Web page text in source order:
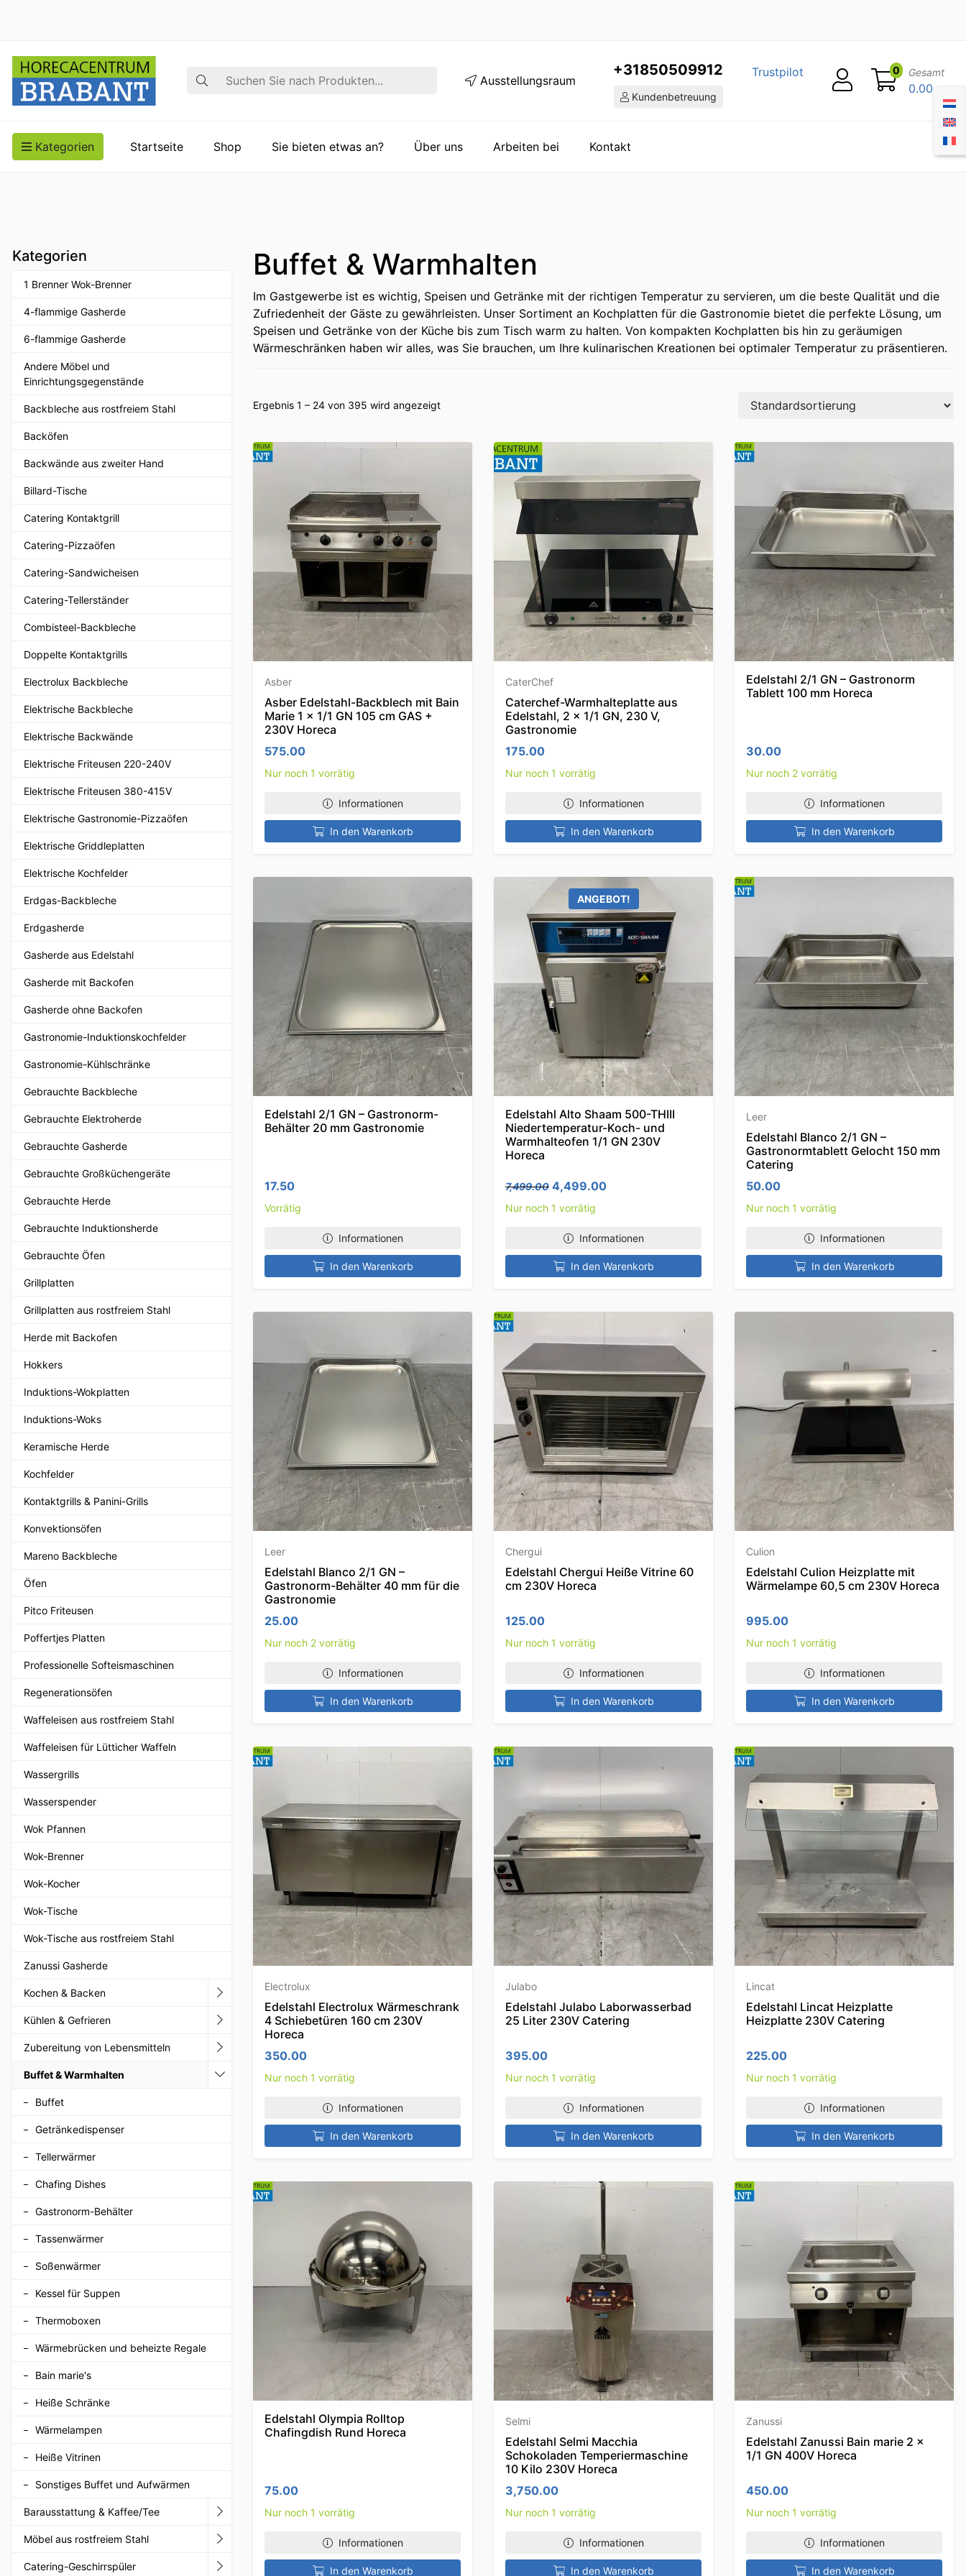
Suche Ausstellungsraum
+31850509912
Kundenbetreuung
Trustpilot 0 Gesamt
0.00
Kategorien Startseite Shop Sie bieten etwas an? Über uns Arbeiten bei Kontakt
Kategorien
1 Brenner Wok-Brenner
4-flammige Gasherde
6-flammige Gasherde
Andere Möbel und
Einrichtungsgegenstände
Backbleche aus rostfreiem Stahl
Backöfen
Backwände aus zweiter Hand
Billard-Tische
Catering Kontaktgrill
Catering-Pizzaöfen
Catering-Sandwicheisen
Catering-Tellerständer
Combisteel-Backbleche
Doppelte Kontaktgrills
Electrolux Backbleche
Elektrische Backbleche
Elektrische Backwände
Elektrische Friteusen 220-240V
Elektrische Friteusen 380-415V
Elektrische Gastronomie-Pizzaöfen
Elektrische Griddleplatten
Elektrische Kochfelder
Erdgas-Backbleche
Erdgasherde
Gasherde aus Edelstahl
Gasherde mit Backofen
Gasherde ohne Backofen
Gastronomie-Induktionskochfelder
Gastronomie-Kühlschränke
Gebrauchte Backbleche
Gebrauchte Elektroherde
Gebrauchte Gasherde
Gebrauchte Großküchengeräte
Gebrauchte Herde
Gebrauchte Induktionsherde
Gebrauchte Öfen
Grillplatten
Grillplatten aus rostfreiem Stahl
Herde mit Backofen
Hokkers
Induktions-Wokplatten
Induktions-Woks
Keramische Herde
Kochfelder
Kontaktgrills & Panini-Grills
Konvektionsöfen
Mareno Backbleche
Öfen
Pitco Friteusen
Poffertjes Platten
Professionelle Softeismaschinen
Regenerationsöfen
Waffeleisen aus rostfreiem Stahl
Waffeleisen für Lütticher Waffeln
Wassergrills
Wasserspender
Wok Pfannen
Wok-Brenner
Wok-Kocher
Wok-Tische
Wok-Tische aus rostfreiem Stahl
Zanussi Gasherde
Kochen & Backen
Kühlen & Gefrieren
Zubereitung von Lebensmitteln
Buffet & Warmhalten
Buffet
Getränkedispenser
Tellerwärmer
Chafing Dishes
Gastronorm-Behälter
Tassenwärmer
Soßenwärmer
Kessel für Suppen
Thermoboxen
Wärmebrücken und beheizte Regale
Bain marie's
Heiße Schränke
Wärmelampen
Heiße Vitrinen
Sonstiges Buffet und Aufwärmen
Barausstattung & Kaffee/Tee
Möbel aus rostfreiem Stahl
Catering-Geschirrspüler
Buffet & Warmhalten
Im Gastgewerbe ist es wichtig, Speisen und Getränke mit der richtigen Temperatur zu servieren, um die beste Qualität und die
Zufriedenheit der Gäste zu gewährleisten. Unser Sortiment an Kochplatten für die Gastronomie bietet die perfekte Lösung, um
Speisen und Getränke von der Küche bis zum Tisch warm zu halten. Von kompakten Kochplatten bis hin zu geräumigen
Wärmeschränken haben wir alles, was Sie brauchen, um Ihre kulinarischen Kreationen bei optimaler Temperatur zu präsentieren.
Ergebnis 1 – 24 von 395 wird angezeigt
Asber
Asber Edelstahl-Backblech mit Bain
Marie 1 x 1/1 GN 105 cm GAS +
230V Horeca
575.00
Nur noch 1 vorrätig
Informationen
In den Warenkorb
CaterChef
Caterchef-Warmhalteplatte aus
Edelstahl, 2 x 1/1 GN, 230 V,
Gastronomie
175.00
Nur noch 1 vorrätig
Informationen
In den Warenkorb
Edelstahl 2/1 GN – Gastronorm
Tablett 100 mm Horeca
30.00
Nur noch 2 vorrätig
Informationen
In den Warenkorb
Edelstahl 2/1 GN – Gastronorm-
Behälter 20 mm Gastronomie
17.50
Vorrätig
Informationen
In den Warenkorb
ANGEBOT!
Edelstahl Alto Shaam 500-THIII
Niedertemperatur-Koch- und
Warmhalteofen 1/1 GN 230V
Horeca
7,499.00 Ursprünglicher Preis war: 7,499.00
4,499.00Aktueller Preis ist: 4,499.00.
Nur noch 1 vorrätig
Informationen
In den Warenkorb
Leer
Edelstahl Blanco 2/1 GN –
Gastronormtablett Gelocht 150 mm
Catering
50.00
Nur noch 1 vorrätig
Informationen
In den Warenkorb
Leer
Edelstahl Blanco 2/1 GN –
Gastronorm-Behälter 40 mm für die
Gastronomie
25.00
Nur noch 2 vorrätig
Informationen
In den Warenkorb
Chergui
Edelstahl Chergui Heiße Vitrine 60
cm 230V Horeca
125.00
Nur noch 1 vorrätig
Informationen
In den Warenkorb
Culion
Edelstahl Culion Heizplatte mit
Wärmelampe 60,5 cm 230V Horeca
995.00
Nur noch 1 vorrätig
Informationen
In den Warenkorb
Electrolux
Edelstahl Electrolux Wärmeschrank
4 Schiebetüren 160 cm 230V
Horeca
350.00
Nur noch 1 vorrätig
Informationen
In den Warenkorb
Julabo
Edelstahl Julabo Laborwasserbad
25 Liter 230V Catering
395.00
Nur noch 1 vorrätig
Informationen
In den Warenkorb
Lincat
Edelstahl Lincat Heizplatte
Heizplatte 230V Catering
225.00
Nur noch 1 vorrätig
Informationen
In den Warenkorb
Edelstahl Olympia Rolltop
Chafingdish Rund Horeca
75.00
Nur noch 1 vorrätig
Informationen
In den Warenkorb
Selmi
Edelstahl Selmi Macchia
Schokoladen Temperiermaschine
10 Kilo 230V Horeca
3,750.00
Nur noch 1 vorrätig
Informationen
In den Warenkorb
Zanussi
Edelstahl Zanussi Bain marie 2 x
1/1 GN 400V Horeca
450.00
Nur noch 1 vorrätig
Informationen
In den Warenkorb